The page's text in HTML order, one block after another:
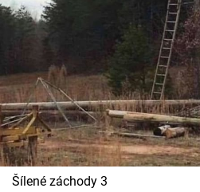
Šílené záchody 3